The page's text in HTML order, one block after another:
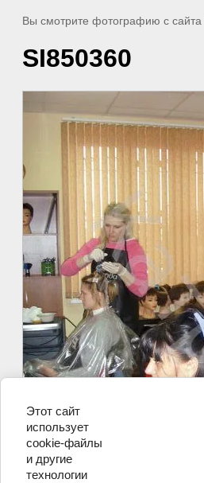
Вы смотрите фотографию с сайта
SI850360
Этот сайт
использует
cookie-файлы
и другие
технологии